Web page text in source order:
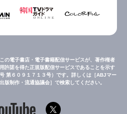
の電子書店・電子書籍配信サービスが、著作権者
許諾を得た正規版配信サービスであることを示す
第６０９１７１３号）です。詳しくは［ABJマー
版制作・流通協議会］で検索してください。